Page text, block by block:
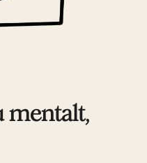
mentalt,